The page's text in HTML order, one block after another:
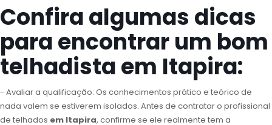
Confira algumas dicas
para encontrar um bom
telhadista em Itapira:
- Avaliar a qualificação: Os conhecimentos prático e teórico de
nada valem se estiverem isolados. Antes de contratar o profissional
de telhados em Itapira, confirme se ele realmente tem a